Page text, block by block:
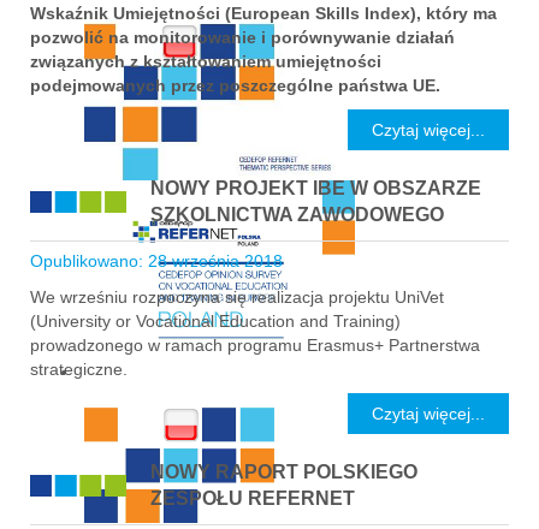
Wskaźnik Umiejętności (European Skills Index), który ma
pozwolić na monitorowanie i porównywanie działań
związanych z kształtowaniem umiejętności
podejmowanych przez poszczególne państwa UE.
Czytaj więcej...
NOWY PROJEKT IBE W OBSZARZE
SZKOLNICTWA ZAWODOWEGO
Opublikowano: 28 września 2018
We wrześniu rozpoczyna się realizacja projektu UniVet
(University or Vocational Education and Training)
prowadzonego w ramach programu Erasmus+ Partnerstwa
strategiczne.
Czytaj więcej...
NOWY RAPORT POLSKIEGO
ZESPOŁU REFERNET